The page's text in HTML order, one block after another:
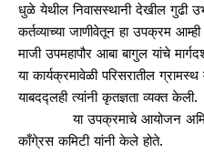
धुळे येथील निवासस्थानी देखील गुढी
कर्तव्याच्या जाणीवेतून हा उपक्रम
माजी उपमहापौर आबा बागुल यांचे
या कार्यक्रमावेळी परिसरातील
याबदद्लही त्यांनी कृतज्ञता व्यक्त केली.
या उपक्रमाचे आयोजन अमित
काँगे्रस कमिटी यांनी केले होते.